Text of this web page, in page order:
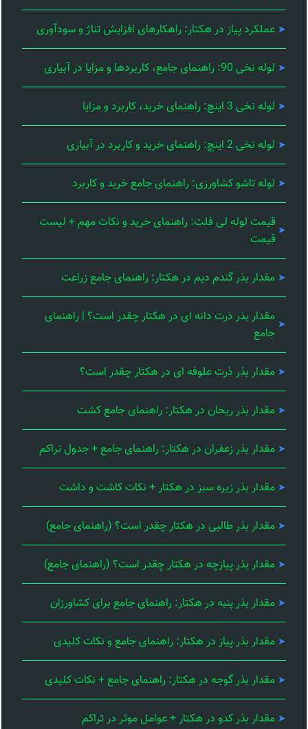
عملکرد پیاز در هکتار: راهکارهای افزایش تناژ و سودآوری
لوله نخی 90: راهنمای جامع، کاربردها و مزایا در آبیاری
لوله نخی 3 اینچ: راهنمای خرید، کاربرد و مزایا
لوله نخی 2 اینچ: راهنمای خرید و کاربرد در آبیاری
لوله تاشو کشاورزی: راهنمای جامع خرید و کاربرد
قیمت لوله لی فلت: راهنمای خرید و نکات مهم + لیست
قیمت
مقدار بذر گندم دیم در هکتار: راهنمای جامع زراعت
مقدار بذر ذرت دانه ای در هکتار چقدر است؟ | راهنمای
جامع
مقدار بذر ذرت علوفه ای در هکتار چقدر است؟
مقدار بذر ریحان در هکتار: راهنمای جامع کشت
مقدار بذر زعفران در هکتار: راهنمای جامع + جدول تراکم
مقدار بذر زیره سبز در هکتار + نکات کاشت و داشت
مقدار بذر طالبی در هکتار چقدر است؟ (راهنمای جامع)
مقدار بذر پیازچه در هکتار چقدر است؟ (راهنمای جامع)
مقدار بذر پنبه در هکتار: راهنمای جامع برای کشاورزان
مقدار بذر پیاز در هکتار: راهنمای جامع و نکات کلیدی
مقدار بذر گوجه در هکتار: راهنمای جامع + نکات کلیدی
مقدار بذر کدو در هکتار + عوامل موثر در تراکم